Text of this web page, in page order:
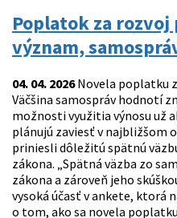
Poplatok za
význam,
04. 04. 2026Novela poplatku
Väčšina samospráv hodnotí
možnosti využitia výnosu už
plánujú zaviesť v najbližšom
priniesli dôležitú spätnú
zákona. „Spätná väzba zo
zákona a zároveň jeho
vysoká účasť v ankete, ktorá
o tom, ako sa novela